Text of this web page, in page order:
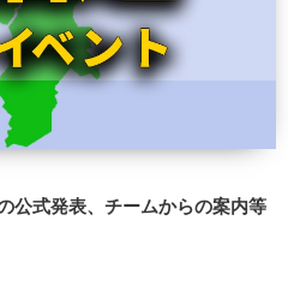
公式発表、チームからの案内等